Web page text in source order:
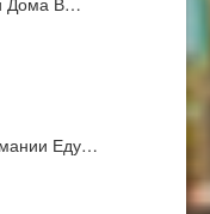
Еду…